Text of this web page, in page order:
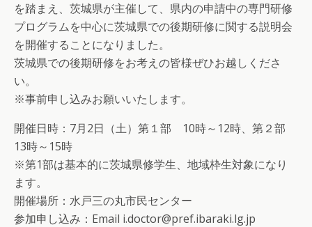
を踏まえ、茨城県が主催して、県内の申請中の専門研修
プログラムを中心に茨城県での後期研修に関する説明会
を開催することになりました。
茨城県での後期研修をお考えの皆様ぜひお越しくださ
い。
※事前申し込みお願いいたします。
開催日時：7月2日（土）第１部 10時～12時、第２部
13時～15時
※第1部は基本的に茨城県修学生、地域枠生対象になり
ます。
開催場所：水戸三の丸市民センター
参加申し込み：Email i.doctor@pref.ibaraki.lg.jp